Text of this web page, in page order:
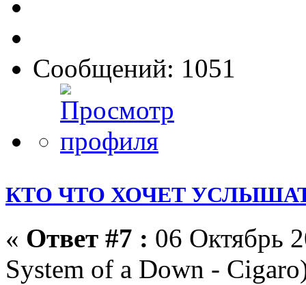
Сообщений: 1051
КТО ЧТО ХОЧЕТ
« Ответ #7 : 06 Октябрь
System of a Down -